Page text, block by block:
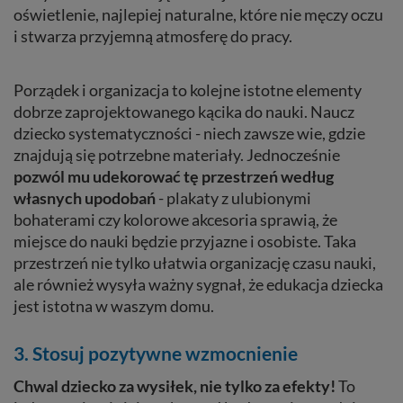
oświetlenie, najlepiej naturalne, które nie męczy oczu
i stwarza przyjemną atmosferę do pracy.
Porządek i organizacja to kolejne istotne elementy
dobrze zaprojektowanego kącika do nauki. Naucz
dziecko systematyczności - niech zawsze wie, gdzie
znajdują się potrzebne materiały. Jednocześnie
pozwól mu udekorować tę przestrzeń według
własnych upodobań- plakaty z ulubionymi
bohaterami czy kolorowe akcesoria sprawią, że
miejsce do nauki będzie przyjazne i osobiste. Taka
przestrzeń nie tylko ułatwia organizację czasu nauki,
ale również wysyła ważny sygnał, że edukacja dziecka
jest istotna w waszym domu.
3. Stosuj pozytywne wzmocnienie
Chwal dziecko za wysiłek, nie tylko za efekty!To